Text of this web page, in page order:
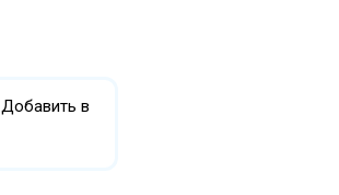
Добавить в